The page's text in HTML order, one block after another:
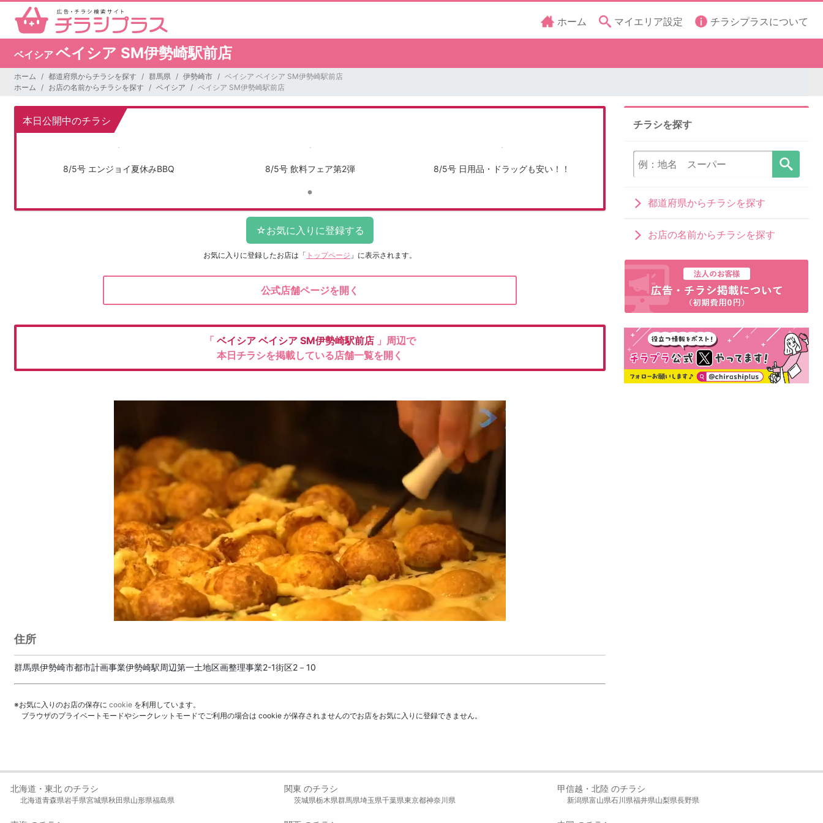
ホーム マイエリア設定 チラシプラスについて
ベイシア ベイシア SM伊勢崎駅前店
ホーム 都道府県からチラシを探す 群馬県 伊勢崎市
ベイシア ベイシア SM伊勢崎駅前店
ホーム
お店の名前からチラシを探す ベイシア ベイシア SM伊勢崎駅前店
本日公開中のチラシ
8/5号 エンジョイ夏休みBBQ 8/5号 飲料フェア第2弾 8/5号 日用品・ドラッグも安い！！
お気に入りに登録したお店は 「 トップページ 」に表示されます。
公式店舗ページを開く
「 ベイシア ベイシア SM伊勢崎駅前店 」周辺で
本日チラシを掲載している店舗一覧を開く
住所
群馬県伊勢崎市都市計画事業伊勢崎駅周辺第一土地区画整理事業2-1街区2－10
※お気に入りのお店の保存に cookie を利用しています。
ブラウザのプライベートモードやシークレットモードでご利用の場合は cookie が保存されませんのでお店をお気に入りに登録できません。
チラシを探す
都道府県からチラシを探す
お店の名前からチラシを探す
北海道・東北 のチラシ
北海道青森県岩手県宮城県秋田県山形県福島県
関東 のチラシ
茨城県栃木県群馬県埼玉県千葉県東京都神奈川県
甲信越・北陸 のチラシ
新潟県富山県石川県福井県山梨県長野県